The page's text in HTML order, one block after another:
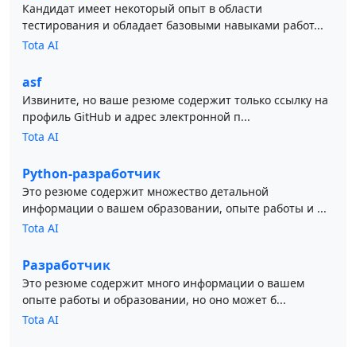
Кандидат имеет некоторый опыт в области
тестирования и обладает базовыми навыками работ...
Tota AI
asf
Извините, но ваше резюме содержит только ссылку на
профиль GitHub и адрес электронной п...
Tota AI
Python-разработчик
Это резюме содержит множество детальной
информации о вашем образовании, опыте работы и ...
Tota AI
Разработчик
Это резюме содержит много информации о вашем
опыте работы и образовании, но оно может б...
Tota AI